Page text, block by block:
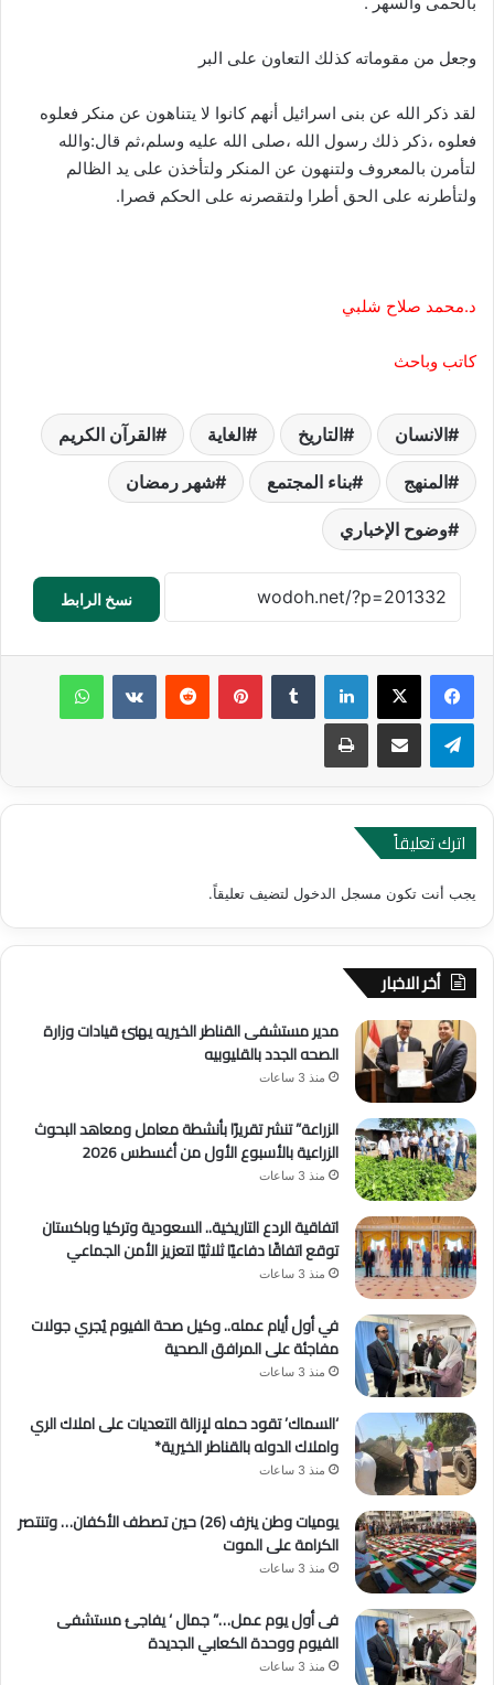
وجعل من مقوماته كذلك التعاون على البر
لقد ذكر الله عن بنى اسرائيل أنهم كانوا لا يتناهون عن منكر فعلوه
فعلوه ،ذكر ذلك رسول الله ،صلى الله عليه وسلم،ثم قال:والله
لتأمرن بالمعروف ولتنهون عن المنكر ولتأخذن على يد الظالم
ولتأطرنه على الحق أطرا ولتقصرنه على الحكم قصرا.
د.محمد صلاح شلبي
كاتب وباحث
الانسان التاريخ الغاية القرآن الكريم
المنهج بناء المجتمع شهر رمضان
وضوح الإخباري
نسخ الرابط
لينكدإن بينتيريست
اترك تعليقاً
يجب أنت تكون مسجل الدخول لتضيف تعليقاً.
أخر الاخبار
مدير مستشفى القناطر الخيريه يهنئ قيادات وزارة
الصحه الجدد بالقليوبيه
منذ 3 ساعات
الزراعة” تنشر تقريرًا بأنشطة معامل ومعاهد البحوث
الزراعية بالأسبوع الأول من أغسطس 2026
منذ 3 ساعات
اتفاقية الردع التاريخية.. السعودية وتركيا وباكستان
توقع اتفاقًا دفاعيًا ثلاثيًا لتعزيز الأمن الجماعي
منذ 3 ساعات
في أول أيام عمله.. وكيل صحة الفيوم يُجري جولات
مفاجئة على المرافق الصحية
منذ 3 ساعات
‘السماك’ تقود حمله لإزالة التعديات على املاك الري
واملاك الدوله بالقناطر الخيرية*
منذ 3 ساعات
يوميات وطن ينزف (26) حين تصطف الأكفان… وتنتصر
الكرامة على الموت
منذ 3 ساعات
فى أول يوم عمل…” جمال ‘ يفاجئ مستشفى
الفيوم ووحدة الكعابي الجديدة
منذ 3 ساعات